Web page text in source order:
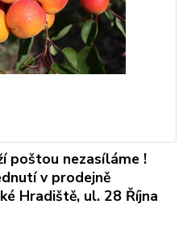
poštou nezasíláme !
v prodejně
Hradiště, ul. 28 Října